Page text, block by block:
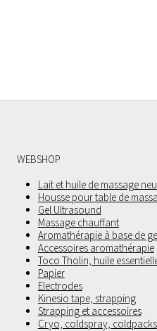
WEBSHOP
Lait et huile de massage
Housse pour table de
Gel Ultrasound
Massage chauffant
Aromathérapie à base de
Accessoires aromathérapie
Toco Tholin, huile
Papier
Electrodes
Kinesio tape, strapping
Strapping et accessoires
Cryo, coldspray, coldpacks